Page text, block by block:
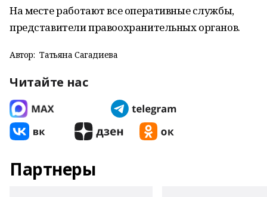
На месте работают все оперативные службы,
представители правоохранительных органов.
Автор: Татьяна Сагадиева
Читайте нас
Партнеры